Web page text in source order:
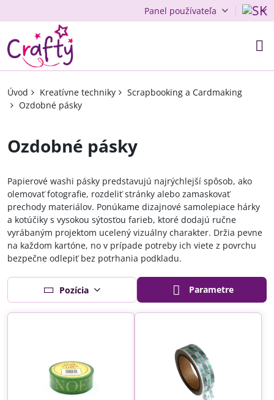
Panel používateľa
Úvod Kreatívne techniky
Scrapbooking a Cardmaking
Ozdobné pásky
Ozdobné pásky
Papierové washi pásky predstavujú najrýchlejší spôsob, ako
olemovať fotografie, rozdeliť stránky alebo zamaskovať
prechody materiálov. Ponúkame dizajnové samolepiace hárky
a kotúčiky s vysokou sýtosťou farieb, ktoré dodajú ručne
vyrábaným projektom ucelený vizuálny charakter. Držia pevne
na každom kartóne, no v prípade potreby ich viete z povrchu
bezpečne odlepiť bez potrhania podkladu.
Pozícia Parametre